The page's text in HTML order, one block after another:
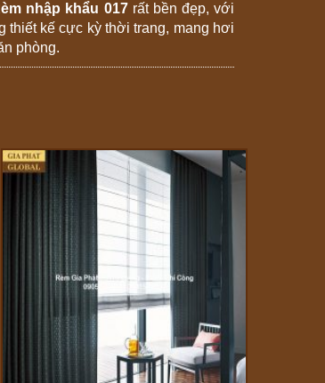
nhập khẩu 017rất bền đẹp, với
thiết kế cực kỳ thời trang, mang hơi
phòng.